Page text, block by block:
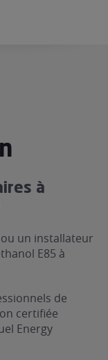
à
un installateur
E85 à
de
certifiée
Energy